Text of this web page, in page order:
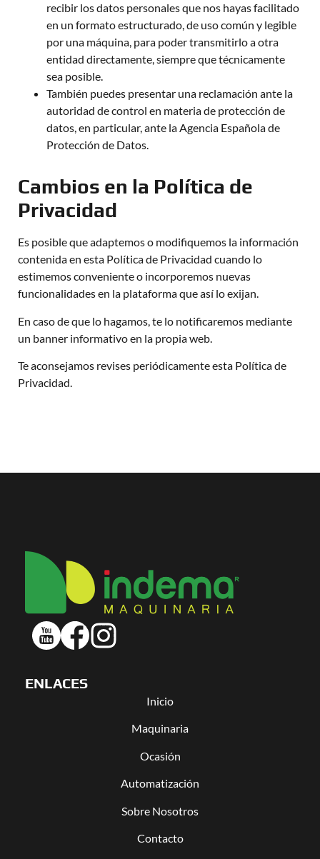
recibir los datos personales que nos hayas facilitado
en un formato estructurado, de uso común y legible
por una máquina, para poder transmitirlo a otra
entidad directamente, siempre que técnicamente
sea posible.
También puedes presentar una reclamación ante la
autoridad de control en materia de protección de
datos, en particular, ante la Agencia Española de
Protección de Datos.
Cambios en la Política de
Privacidad
Es posible que adaptemos o modifiquemos la información
contenida en esta Política de Privacidad cuando lo
estimemos conveniente o incorporemos nuevas
funcionalidades en la plataforma que así lo exijan.
En caso de que lo hagamos, te lo notificaremos mediante
un banner informativo en la propia web.
Te aconsejamos revises periódicamente esta Política de
Privacidad.
ENLACES
Inicio
Maquinaria
Ocasión
Automatización
Sobre Nosotros
Contacto